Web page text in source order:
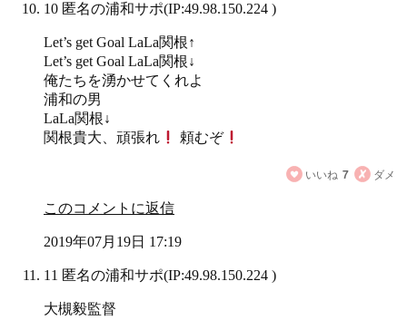
10 匿名の浦和サポ(IP:49.98.150.224 )
Let’s get Goal LaLa関根↑
Let’s get Goal LaLa関根↓
俺たちを湧かせてくれよ
浦和の男
LaLa関根↓
関根貴大、頑張れ
頼むぞ
いいね 7 ダメ
このコメントに返信
2019年07月19日 17:19
11 匿名の浦和サポ(IP:49.98.150.224 )
大槻毅監督